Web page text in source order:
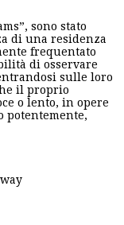
sono stato
di una residenza
frequentato
di osservare
sulle loro
il proprio
o lento, in opere
potentemente,